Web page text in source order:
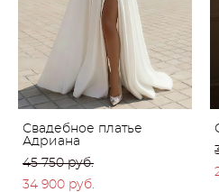
Свадебное платье
Адриана
45 750 pуб.
34 900 pуб.